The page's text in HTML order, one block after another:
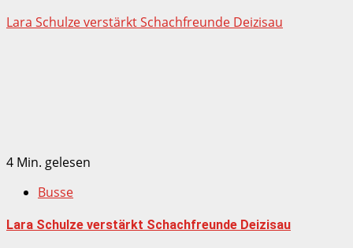
Lara Schulze verstärkt Schachfreunde Deizisau
4 Min. gelesen
Busse
Lara Schulze verstärkt Schachfreunde Deizisau